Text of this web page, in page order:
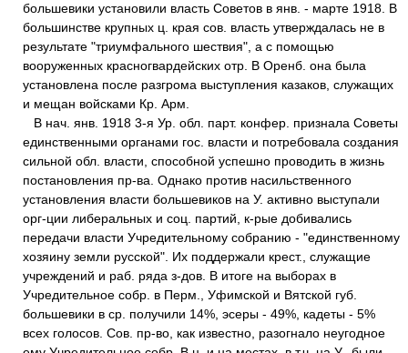
большевики установили власть Советов в янв. - марте 1918. В
большинстве крупных ц. края сов. власть утверждалась не в
результате "триумфального шествия", а с помощью
вооруженных красногвардейских отр. В Оренб. она была
установлена после разгрома выступления казаков, служащих
и мещан войсками Кр. Арм.
В нач. янв. 1918 3-я Ур. обл. парт. конфер. признала Советы
единственными органами гос. власти и потребовала создания
сильной обл. власти, способной успешно проводить в жизнь
постановления пр-ва. Однако против насильственного
установления власти большевиков на У. активно выступали
орг-ции либеральных и соц. партий, к-рые добивались
передачи власти Учредительному собранию - "единственному
хозяину земли русской". Их поддержали крест., служащие
учреждений и раб. ряда з-дов. В итоге на выборах в
Учредительное собр. в Перм., Уфимской и Вятской губ.
большевики в ср. получили 14%, эсеры - 49%, кадеты - 5%
всех голосов. Сов. пр-во, как известно, разогнало неугодное